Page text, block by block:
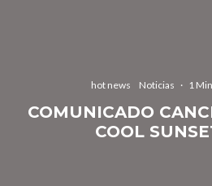
hot news Noticias · 1
COMUNICADO
COOL